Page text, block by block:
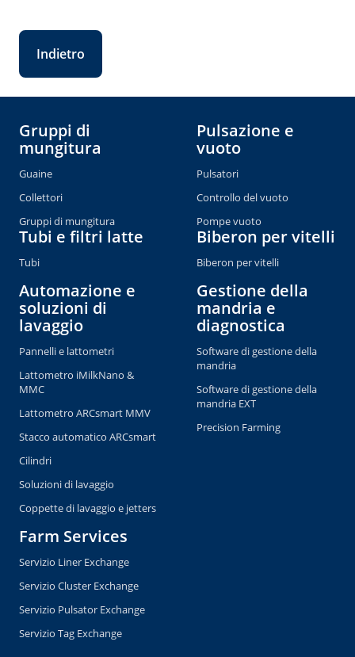
Indietro
Gruppi di
mungitura
Guaine
Collettori
Gruppi di mungitura
Tubi e filtri latte
Tubi
Pulsazione e
vuoto
Pulsatori
Controllo del vuoto
Pompe vuoto
Biberon per vitelli
Biberon per vitelli
Automazione e
soluzioni di
lavaggio
Pannelli e lattometri
Lattometro iMilkNano &
MMC
Lattometro ARCsmart MMV
Stacco automatico ARCsmart
Cilindri
Soluzioni di lavaggio
Coppette di lavaggio e jetters
Gestione della
mandria e
diagnostica
Software di gestione della
mandria
Software di gestione della
mandria EXT
Precision Farming
Farm Services
Servizio Liner Exchange
Servizio Cluster Exchange
Servizio Pulsator Exchange
Servizio Tag Exchange